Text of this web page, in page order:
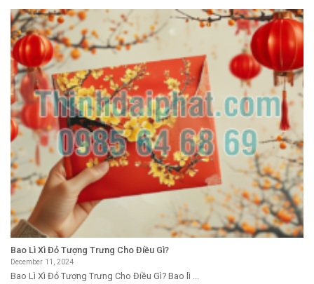
Bao Lì Xì Đỏ Tượng Trưng Cho Điều Gì?
December 11, 2024
Bao Lì Xì Đỏ Tượng Trưng Cho Điều Gì? Bao lì ...